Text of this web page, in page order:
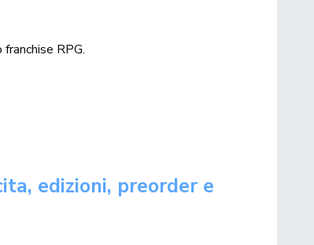
RPG.
edizioni, preorder e